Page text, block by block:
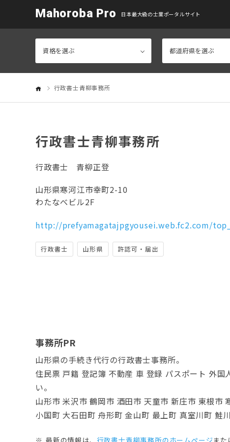
Mahoroba Pro 日本最大級の士業ポータルサイト
行政書士青柳事務所
行政書士青柳事務所
行政書士
青柳正登
山形県寒河江市幸町2-10
わたなべビル2F
http://prefyamagatajpgyousei.web.fc2.com/
行政書士 山形県 許認可・届出
事務所PR
山形県の手続き代行の行政書士事務所。
住民票 戸籍 登記簿 不動産 車 登録 パスポート 外
い。
山形市 米沢市 鶴岡市 酒田市 天童市 新庄市 東根市
小国町 大石田町 舟形町 金山町 最上町 真室川町 鮭
最新の情報は、 行政書士青柳事務所のホームぺージまた